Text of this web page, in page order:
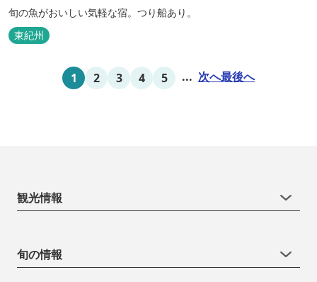
旬の魚がおいしい気軽な宿。つり船あり。
東紀州
1 2 3 4 5 ... 次へ最後へ
観光情報
旬の情報